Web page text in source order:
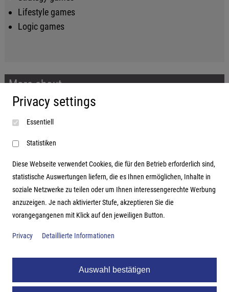
Lifestyle games
Logic games
More about...
Imprint
Terms and conditions
Data protection
Address
Hutter Trade GmbH + Co KG
Bgm.-Landmann-Platz 1-5
Privacy settings
Essentiell
Statistiken
Diese Webseite verwendet Cookies, die für den Betrieb erforderlich sind,
statistische Auswertungen liefern, die es Ihnen ermöglichen, Inhalte in
soziale Netzwerke zu teilen oder um Ihnen interessengerechte Werbung
anzuzeigen. Je nach aktivierter Stufe, akzeptieren Sie die
vorangegangenen mit Klick auf den jeweiligen Button.
Privacy Detaillierte Informationen
Auswahl bestätigen